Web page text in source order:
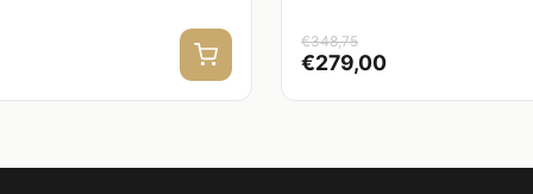
€348,75
€279,00